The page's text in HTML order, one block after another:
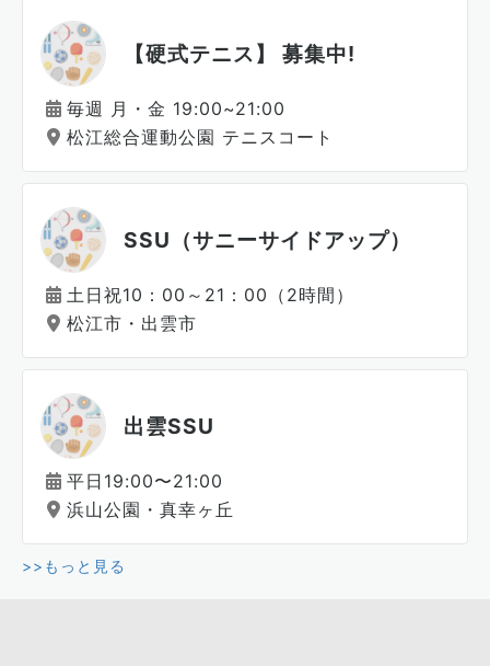
【硬式テニス】 募集中!
毎週 月・金 19:00~21:00
松江総合運動公園 テニスコート
SSU（サニーサイドアップ）
土日祝10：00～21：00（2時間）
松江市・出雲市
出雲SSU
平日19:00〜21:00
浜山公園・真幸ヶ丘
>>もっと見る